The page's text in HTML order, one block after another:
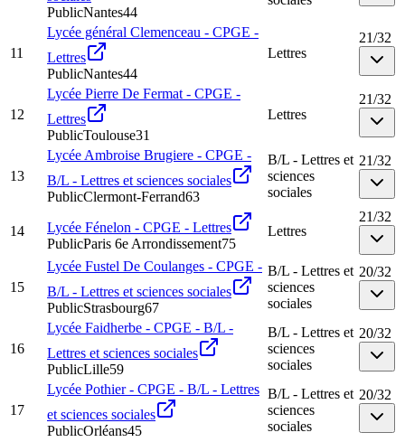
PublicNantes44
11
Lycée général Clemenceau - CPGE -
Lettres
PublicNantes44
Lettres
21/32
12
Lycée Pierre De Fermat - CPGE -
Lettres
PublicToulouse31
Lettres
21/32
13
Lycée Ambroise Brugiere - CPGE -
B/L - Lettres et sciences sociales
PublicClermont-Ferrand63
B/L - Lettres et
sciences
sociales
21/32
14
Lycée Fénelon - CPGE - Lettres
PublicParis 6e Arrondissement75
Lettres
21/32
15
Lycée Fustel De Coulanges - CPGE -
B/L - Lettres et sciences sociales
PublicStrasbourg67
B/L - Lettres et
sciences
sociales
20/32
16
Lycée Faidherbe - CPGE - B/L -
Lettres et sciences sociales
PublicLille59
B/L - Lettres et
sciences
sociales
20/32
17
Lycée Pothier - CPGE - B/L - Lettres
et sciences sociales
PublicOrléans45
B/L - Lettres et
sciences
sociales
20/32